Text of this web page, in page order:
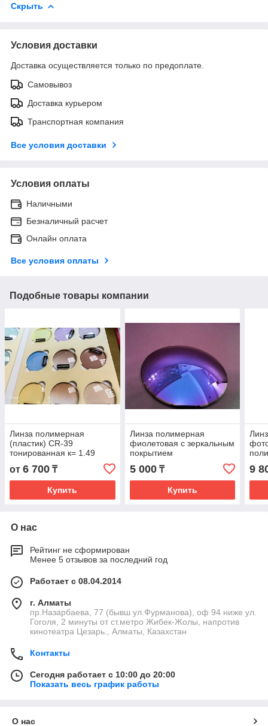
Скрыть
Условия доставки
Доставка осуществляется только по предоплате.
Самовывоз
Доставка курьером
Транспортная компания
Все условия доставки
Условия оплаты
Наличными
Безналичный расчет
Онлайн оплата
Все условия оплаты
Подобные товары компании
Линза полимерная
(пластик) CR-39
тонированная к= 1.49
от 6 700 ₸
Купить
Линза полимерная
фиолетовая с зеркальным
покрытием
5 000₸
Купить
9
О нас
Рейтинг не сформирован
Менее 5 отзывов за последний год
Работает с 08.04.2014
г. Алматы
пр.Назарбаева, 77 (бывш ул.Фурманова), оф 94 ниже ул.
Гоголя, 2 минуты от ст.метро Жибек-Жолы, напротив
кинотеатра Цезарь., Алматы, Казахстан
Контакты
Сегодня работает с 10:00 до 20:00
Показать весь график работы
О нас